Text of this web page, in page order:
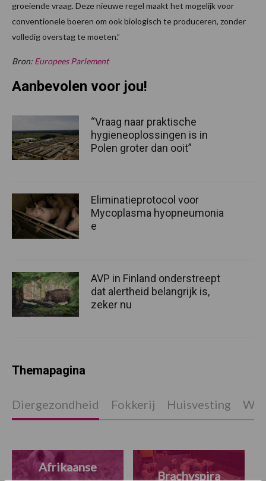
groeiende vraag. Deze nieuwe regel maakt het mogelijk voor
conventionele boeren om ook biologisch te produceren, zonder
volledig overstag te moeten.”
Bron: Europees Parlement
Aanbevolen voor jou!
“Vraag naar praktische
hygieneoplossingen is in
Polen groter dan ooit”
Eliminatieprotocol voor
Mycoplasma hyopneumonia
e
AVP in Finland onderstreept
dat alertheid belangrijk is,
zeker nu
Themapagina
Diergezondheid Fokkerij Huisvesting
Afrikaanse
Brachyspira